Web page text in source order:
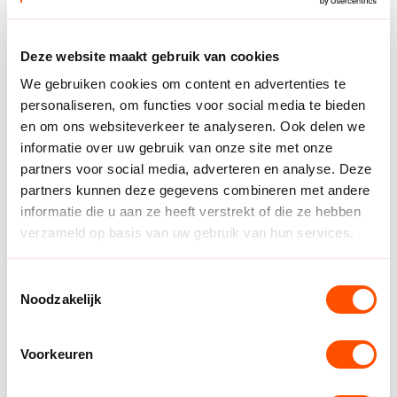
Deze website maakt gebruik van cookies
We gebruiken cookies om content en advertenties te
personaliseren, om functies voor social media te bieden
en om ons websiteverkeer te analyseren. Ook delen we
informatie over uw gebruik van onze site met onze
partners voor social media, adverteren en analyse. Deze
partners kunnen deze gegevens combineren met andere
informatie die u aan ze heeft verstrekt of die ze hebben
verzameld op basis van uw gebruik van hun services.
Noodzakelijk
Voorkeuren
Breedtesport Zaal
Voor spelers die meer op recreatief niveau willen
handballen, bieden we naast de wedstrijdsport ook
breedtesport competitiesaan in verschillende
leeftijdscategorieën, waaronder Dames Senioren,
Dames Midweek, Heren Senioren, Heren Midweek, A-
jeugd, B-jeugd, C-jeugd, D-jeugd, E-jeugd, F-jeugd en
Over het algemeen wordt de Zaalcompetitie gespeeld
volgens het reguliere format, waarbij teams één
wedstrijd per weekend spelen. Uitzondering hierop is